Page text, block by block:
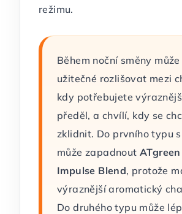
režimu.
Během noční směny
užitečné rozlišovat mezi
kdy potřebujete
předěl, a chvílí, kdy se
zklidnit. Do prvního typu
může zapadnout ATgreen
Impulse Blend, protože
výraznější aromatický
Do druhého typu může